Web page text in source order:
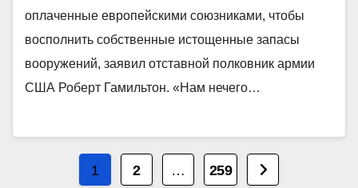
оплаченные европейскими союзниками, чтобы
восполнить собственные истощенные запасы
вооружений, заявил отставной полковник армии
США Роберт Гамильтон. «Нам нечего…
Пагинация
1 2 … 259